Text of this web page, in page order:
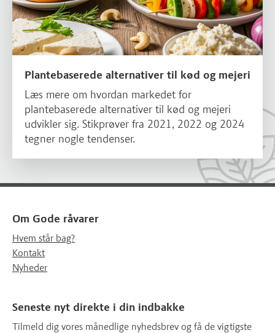
Plantebaserede alternativer til kød og mejeri
Læs mere om hvordan markedet for
plantebaserede alternativer til kød og mejeri
udvikler sig. Stikprøver fra 2021, 2022 og 2024
tegner nogle tendenser.
Om Gode råvarer
Hvem står bag?
Kontakt
Nyheder
Seneste nyt direkte i din indbakke
Tilmeld dig vores månedlige nyhedsbrev og få de vigtigste